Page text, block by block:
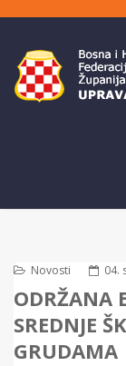
Novosti 04.
ODRŽANA
SREDNJE
GRUDAMA